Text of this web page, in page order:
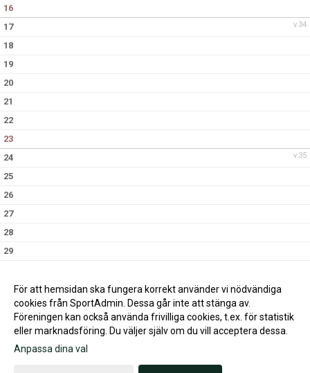
16
v.34
17
18
19
20
21
22
23
v.35
24
25
26
27
28
29
Gå till Webbversion
För att hemsidan ska fungera korrekt använder vi nödvändiga
cookies från SportAdmin. Dessa går inte att stänga av.
Föreningen kan också använda frivilliga cookies, t.ex. för statistik
eller marknadsföring. Du väljer själv om du vill acceptera dessa.
Anpassa dina val